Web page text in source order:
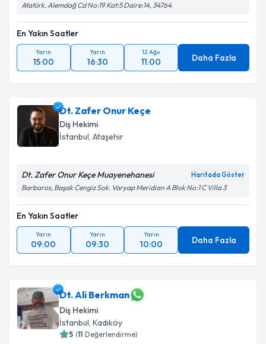
Atatürk, Alemdağ Cd No:19 Kat:5 Daire:14, 34764
En Yakın Saatler
Yarın
15:00
Yarın
16:30
12 Ağu
11:00 Daha Fazla
Dt. Zafer Onur Keçe
Diş Hekimi
İstanbul, Ataşehir
Dt. Zafer Onur Keçe Muayenehanesi Haritada Göster
Barbaros, Başak Cengiz Sok. Varyap Meridian A Blok No:1 C Villa 3
En Yakın Saatler
Yarın
09:00
Yarın
09:30
Yarın
10:00 Daha Fazla
Dt. Ali Berkman
Diş Hekimi
İstanbul, Kadıköy
5 (11 Değerlendirme)